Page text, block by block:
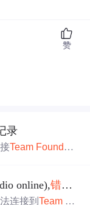
赞
录
Team Foundati
排查指南。
online),错误
连接到Team Fo